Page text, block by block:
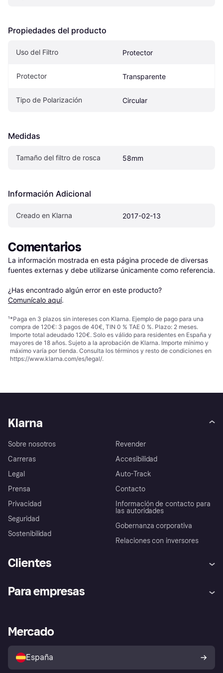
Propiedades del producto
Uso del Filtro Protector
Protector Transparente
Tipo de Polarización Circular
Medidas
Tamaño del filtro de rosca 58mm
Información Adicional
Creado en Klarna 2017-02-13
Comentarios
La información mostrada en esta página procede de diversas
fuentes externas y debe utilizarse únicamente como referencia.
¿Has encontrado algún error en este producto?
Comunícalo aquí.
¹*Paga en 3 plazos sin intereses con Klarna. Ejemplo de pago para una
compra de 120€: 3 pagos de 40€, TIN 0 % TAE 0 %. Plazo: 2 meses.
Importe total adeudado 120€. Solo es válido para residentes en España y
mayores de 18 años. Sujeto a la aprobación de Klarna. Importe mínimo y
máximo varía por tienda. Consulta los términos y resto de condiciones en
https://www.klarna.com/es/legal/.
Klarna
Sobre nosotros
Carreras
Legal
Prensa
Privacidad
Seguridad
Sostenibilidad
Revender
Accesibilidad
Auto-Track
Contacto
Información de contacto para
las autoridades
Gobernanza corporativa
Relaciones con inversores
Clientes
Inicio de sesión
Directorio de tiendas
Política de protección al
comprador de Klarna
Reclamaciones
Para empresas
Acceso empresas
Mercado
España